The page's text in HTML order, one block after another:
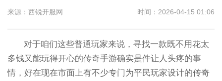
来源：西锐开服网 时间：2026-04-15 01:06
对于咱们这些普通玩家来说，寻找一款既不用花太
多钱又能玩得开心的传奇手游确实是件让人头疼的事
情，好在现在市面上有不少专门为平民玩家设计的传奇